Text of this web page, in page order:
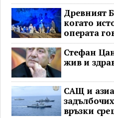
Древният
когато
операта
Стефан
жив и
САЩ и
връзки